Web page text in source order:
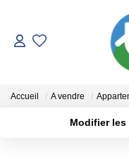
Accueil A vendre
Modifier les